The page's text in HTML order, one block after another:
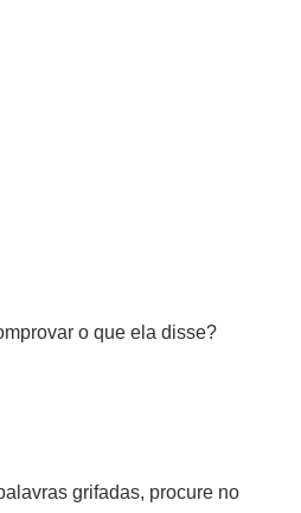
o que ela disse?
grifadas, procure no